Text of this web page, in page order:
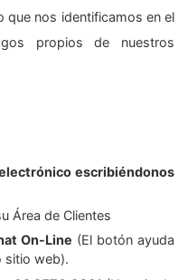
que nos identificamos en el
propios de nuestros
escribiéndonos
Área de Clientes
On-Line (El botón ayuda
sitio web).